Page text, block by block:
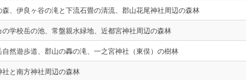
森、伊良ヶ谷の滝と下流石畳の清流、郡山花尾神社周辺の森林
の学校岳の池、常盤親水緑地、近都宮神社周辺の森林
自然遊歩道、郡山の轟の滝、一之宮神社（東俣）の樹林
社と南方神社周辺の森林